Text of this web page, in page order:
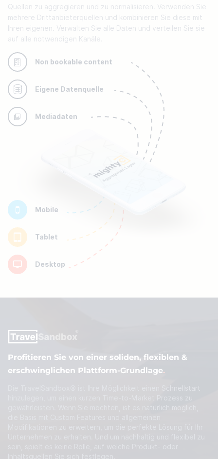
Quellen zu aggregieren und zu normalisieren. Verwenden Sie
mehrere Drittanbieterquellen und kombinieren Sie diese mit
Ihren eigenen. Verwalten Sie alle Daten und verteilen Sie sie
auf alle notwendigen Kanäle.
Non bookable content
Eigene Datenquelle
Mediadaten
Mobile
Tablet
Desktop
Profitieren Sie von einer soliden, flexiblen &
erschwinglichen Plattform-Grundlage.